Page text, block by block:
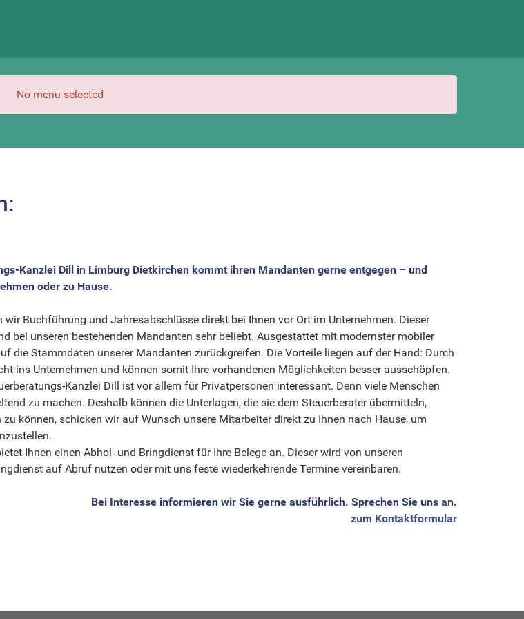
No menu selected
Kanzlei Dill in Limburg Dietkirchen kommt ihren Mandanten gerne entgegen – und
oder zu Hause.
wir Buchführung und Jahresabschlüsse direkt bei Ihnen vor Ort im Unternehmen. Dieser
bei unseren bestehenden Mandanten sehr beliebt. Ausgestattet mit modernster mobiler
die Stammdaten unserer Mandanten zurückgreifen. Die Vorteile liegen auf der Hand: Durch
ins Unternehmen und können somit Ihre vorhandenen Möglichkeiten besser ausschöpfen.
Kanzlei Dill ist vor allem für Privatpersonen interessant. Denn viele Menschen
zu machen. Deshalb können die Unterlagen, die sie dem Steuerberater übermitteln,
können, schicken wir auf Wunsch unsere Mitarbeiter direkt zu Ihnen nach Hause, um
Ihnen einen Abhol- und Bringdienst für Ihre Belege an. Dieser wird von unseren
auf Abruf nutzen oder mit uns feste wiederkehrende Termine vereinbaren.
Bei Interesse informieren wir Sie gerne ausführlich. Sprechen Sie uns an.
zum Kontaktformular